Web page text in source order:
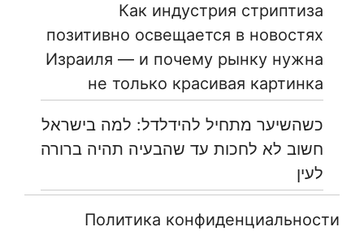
Как индустрия стриптиза
позитивно освещается в новостях
Израиля — и почему рынку нужна
не только красивая картинка
כשהשיער מתחיל להידלדל: למה בישראל
חשוב לא לחכות עד שהבעיה תהיה ברורה
לעין
Политика конфиденциальности